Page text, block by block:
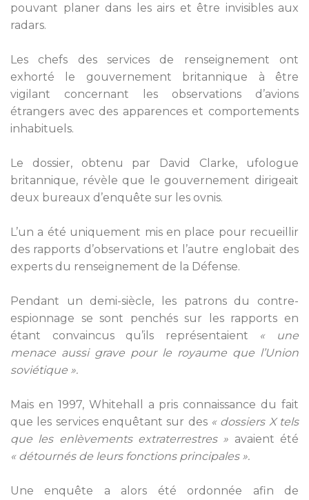
pouvant planer dans les airs et être invisibles aux
radars.
Les chefs des services de renseignement ont
exhorté le gouvernement britannique à être
vigilant concernant les observations d’avions
étrangers avec des apparences et comportements
inhabituels.
Le dossier, obtenu par David Clarke, ufologue
britannique, révèle que le gouvernement dirigeait
deux bureaux d’enquête sur les ovnis.
L’un a été uniquement mis en place pour recueillir
des rapports d’observations et l’autre englobait des
experts du renseignement de la Défense.
Pendant un demi-siècle, les patrons du contre-
espionnage se sont penchés sur les rapports en
étant convaincus qu’ils représentaient « une
menace aussi grave pour le royaume que l’Union
soviétique ».
Mais en 1997, Whitehall a pris connaissance du fait
que les services enquêtant sur des « dossiers X tels
que les enlèvements extraterrestres » avaient été
« détournés de leurs fonctions principales ».
Une enquête a alors été ordonnée afin de